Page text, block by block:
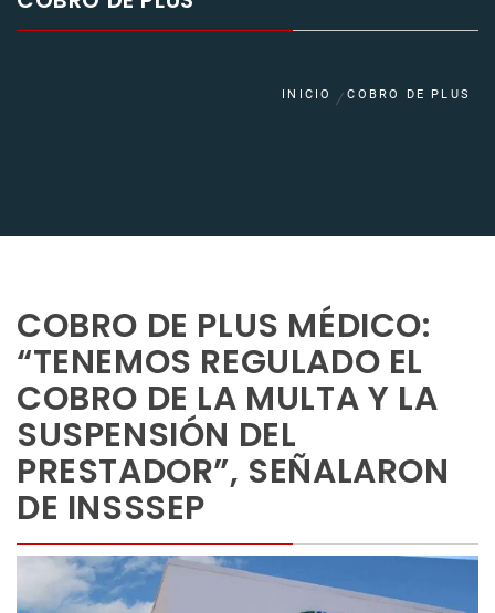
INICIO COBRO DE PLUS
COBRO DE PLUS MÉDICO:
“TENEMOS REGULADO EL
COBRO DE LA MULTA Y LA
SUSPENSIÓN DEL
PRESTADOR”, SEÑALARON
DE INSSSEP